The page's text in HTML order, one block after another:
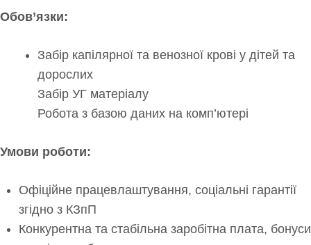
Обов’язки:
Забір капілярної та венозної крові у дітей та
дорослих
Забір УГ матеріалу
Робота з базою даних на комп’ютері
Умови роботи:
Офіційне працевлаштування, соціальні гарантії
згідно з КЗпП
Конкурентна та стабільна заробітна плата, бонуси